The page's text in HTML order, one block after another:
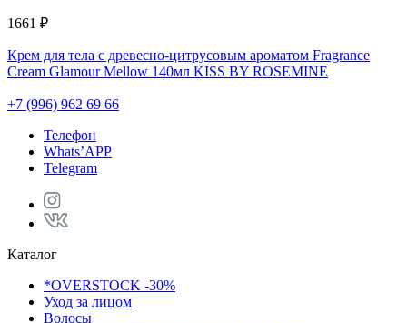
1661 ₽
Крем для тела с древесно-цитрусовым ароматом Fragrance
Cream Glamour Mellow 140мл KISS BY ROSEMINE
+7 (996) 962 69 66
Телефон
Whats’APP
Telegram
Каталог
*OVERSTOCK -30%
Уход за лицом
Волосы